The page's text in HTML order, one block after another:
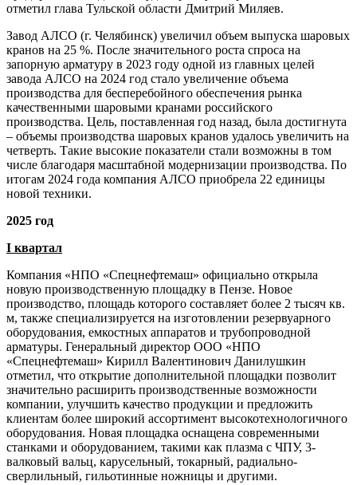
отметил глава Тульской области Дмитрий Миляев.
Завод АЛСО (г. Челябинск) увеличил объем выпуска шаровых
кранов на 25 %. После значительного роста спроса на
запорную арматуру в 2023 году одной из главных целей
завода АЛСО на 2024 год стало увеличение объема
производства для бесперебойного обеспечения рынка
качественными шаровыми кранами российского
производства. Цель, поставленная год назад, была достигнута
– объемы производства шаровых кранов удалось увеличить на
четверть. Такие высокие показатели стали возможны в том
числе благодаря масштабной модернизации производства. По
итогам 2024 года компания АЛСО приобрела 22 единицы
новой техники.
2025 год
I квартал
Компания «НПО «Спецнефтемаш» официально открыла
новую производственную площадку в Пензе. Новое
производство, площадь которого составляет более 2 тысяч кв.
м, также специализируется на изготовлении резервуарного
оборудования, емкостных аппаратов и трубопроводной
арматуры. Генеральный директор ООО «НПО
«Спецнефтемаш» Кирилл Валентинович Данилушкин
отметил, что открытие дополнительной площадки позволит
значительно расширить производственные возможности
компании, улучшить качество продукции и предложить
клиентам более широкий ассортимент высокотехнологичного
оборудования. Новая площадка оснащена современными
станками и оборудованием, такими как плазма с ЧПУ, 3-
валковый вальц, карусельный, токарный, радиально-
сверлильный, гильотинные ножницы и другими.